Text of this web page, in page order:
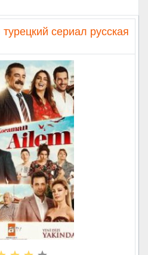
сериал русская